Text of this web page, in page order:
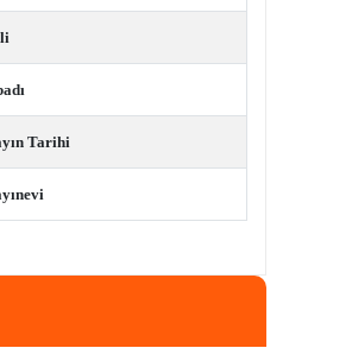
Tarihi